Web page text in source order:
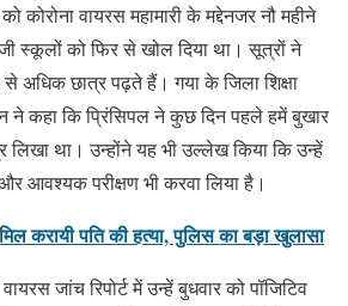
कोरोना वायरस महामारी के मद्देनजर नौ महीने
स्कूलों को फिर से खोल दिया था। सूत्रों ने
अधिक छात्र पढ़ते हैं। गया के जिला शिक्षा
ने कहा कि प्रिंसिपल ने कुछ दिन पहले हमें बुखार
लिखा था। उन्होंने यह भी उल्लेख किया कि उन्हें
आवश्यक परीक्षण भी करवा लिया है।
करायी पति की हत्या, पुलिस का बड़ा खुलासा
जांच रिपोर्ट में उन्हें बुधवार को पॉजिटिव